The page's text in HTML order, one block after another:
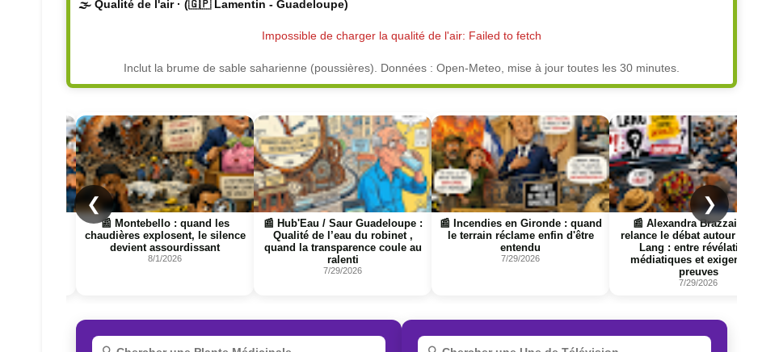
🌫️ Qualité de l'air · (🇬🇵 Lamentin - Guadeloupe)
Impossible de charger la qualité de l'air: Failed to fetch
Inclut la brume de sable saharienne (poussières). Données : Open-Meteo, mise à jour toutes les 30 minutes.
❮
Page
📰 Hub'Eau / Saur Guadeloupe :
Qualité de l’eau du robinet ,
quand la transparence coule au
ralenti
Page
📰 Incendies en Gironde : quand
le terrain réclame enfin d'être
entendu
7/29/2026
Page
📰 Alexandra Brazzainville
relance le débat autour de Jack
Lang : entre révélations
médiatiques et exigence de
Page
📰 Facebook n'est pas le Web :
quand l'information publique
disparaît derrière un mur privé
7/28/2026
❯
R
R